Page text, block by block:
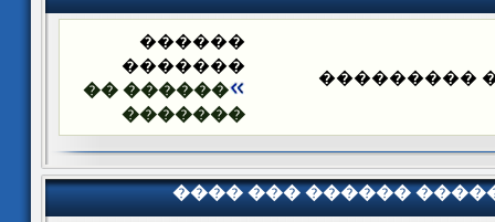
�����
������
�������
������ ��
�������
���� ��� ������